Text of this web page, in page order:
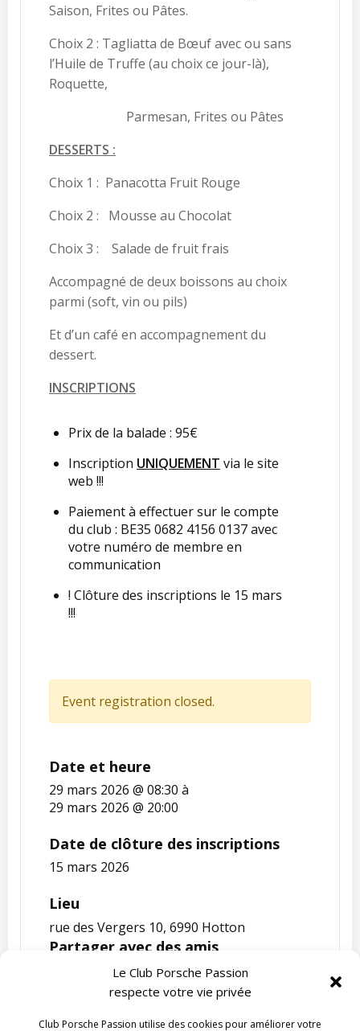
Le Club Porsche Passion
respecte votre vie privée
Club Porsche Passion utilise des cookies pour améliorer votre
Saison, Frites ou Pâtes.
Choix 2 : Tagliatta de Bœuf avec ou sans
l’Huile de Truffe (au choix ce jour-là),
Roquette,
Parmesan, Frites ou Pâtes
DESSERTS :
Choix 1 : Panacotta Fruit Rouge
Choix 2 : Mousse au Chocolat
Choix 3 : Salade de fruit frais
Accompagné de deux boissons au choix
parmi (soft, vin ou pils)
Et d’un café en accompagnement du
dessert.
INSCRIPTIONS
Prix de la balade : 95€
Inscription UNIQUEMENT via le site
web !!!
Paiement à effectuer sur le compte
du club : BE35 0682 4156 0137 avec
votre numéro de membre en
communication
! Clôture des inscriptions le 15 mars
!!!
Event registration closed.
Date et heure
29 mars 2026 @ 08:30 à
29 mars 2026 @ 20:00
Date de clôture des inscriptions
15 mars 2026
Lieu
rue des Vergers 10, 6990 Hotton
Partager avec des amis